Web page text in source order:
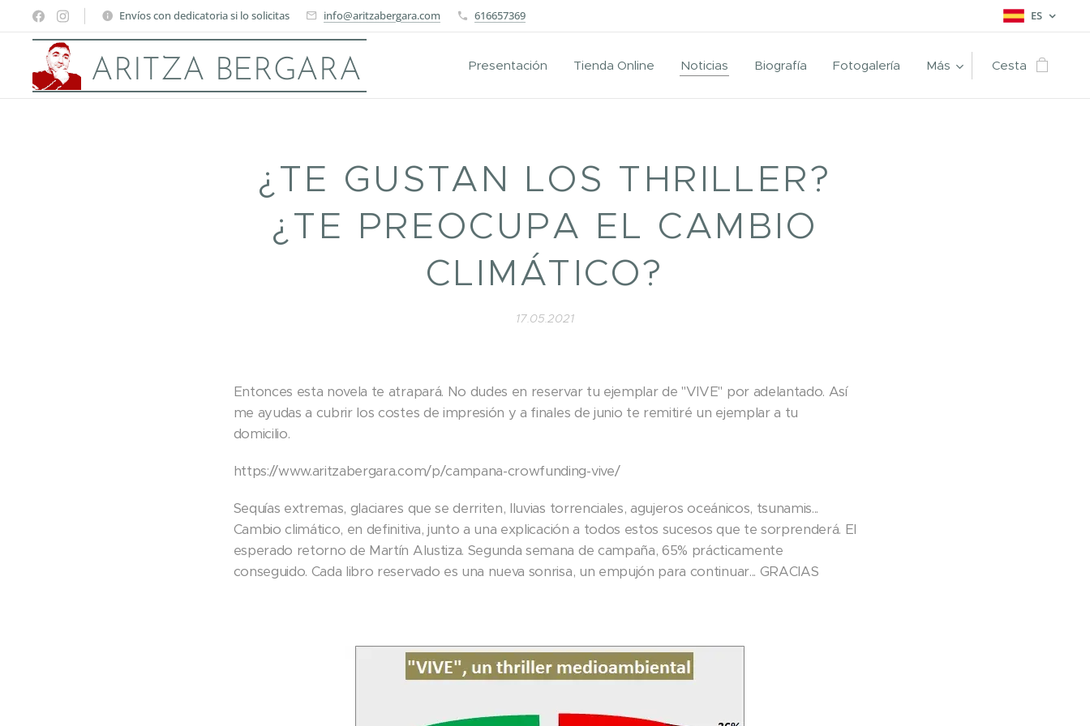
Envíos con dedicatoria si lo solicitas info@aritzabergara.com 616657369 ES
ARITZA BERGARA Presentación Tienda Online Noticias Biografía Fotogalería Más Cesta
¿TE GUSTAN LOS THRILLER?
¿TE PREOCUPA EL CAMBIO
CLIMÁTICO?
17.05.2021
Entonces esta novela te atrapará. No dudes en reservar tu ejemplar de "VIVE" por adelantado. Así
me ayudas a cubrir los costes de impresión y a finales de junio te remitiré un ejemplar a tu
domicilio.
https://www.aritzabergara.com/p/campana-crowfunding-vive/
Sequías extremas, glaciares que se derriten, lluvias torrenciales, agujeros oceánicos, tsunamis...
Cambio climático, en definitiva, junto a una explicación a todos estos sucesos que te sorprenderá. El
esperado retorno de Martín Alustiza. Segunda semana de campaña, 65% prácticamente
conseguido. Cada libro reservado es una nueva sonrisa, un empujón para continuar... GRACIAS